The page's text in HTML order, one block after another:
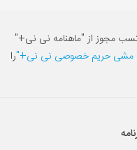
مجوز از "ماهنامه نی نی+"
حریم خصوصی نی نی+"را